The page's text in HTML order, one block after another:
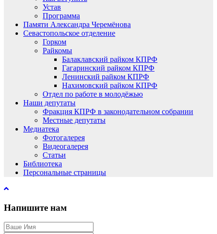
Устав
Программа
Памяти Александра Черемёнова
Севастопольское отделение
Горком
Райкомы
Балаклавский райком КПРФ
Гагаринский райком КПРФ
Ленинский райком КПРФ
Нахимовский райком КПРФ
Отдел по работе в молодёжью
Наши депутаты
Фракция КПРФ в законодательном собрании
Местные депутаты
Медиатека
Фотогалерея
Видеогалерея
Статьи
Библиотека
Персональные страницы
Напишите нам